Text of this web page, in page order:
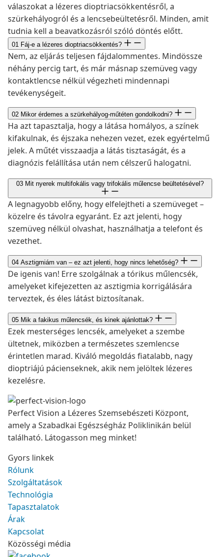
válaszokat a lézeres dioptriacsökkentésről, a
szürkehályogról és a lencsebeültetésről. Minden, amit
tudnia kell a beavatkozásról szóló döntés előtt.
01 Fáj-e a lézeres dioptriacsökkentés?
Nem, az eljárás teljesen fájdalommentes. Mindössze
néhány percig tart, és már másnap szemüveg vagy
kontaktlencse nélkül végezheti mindennapi
tevékenységeit.
02 Mikor érdemes a szürkehályog-műtéten gondolkodni?
Ha azt tapasztalja, hogy a látása homályos, a színek
kifakulnak, és éjszaka nehezen vezet, ezek egyértelmű
jelek. A műtét visszaadja a látás tisztaságát, és a
diagnózis felállítása után nem célszerű halogatni.
03 Mit nyerek multifokális vagy trifokális műlencse beültetésével?
A legnagyobb előny, hogy elfelejtheti a szemüveget –
közelre és távolra egyaránt. Ez azt jelenti, hogy
szemüveg nélkül olvashat, használhatja a telefont és
vezethet.
04 Asztigmiám van – ez azt jelenti, hogy nincs lehetőség?
De igenis van! Erre szolgálnak a tórikus műlencsék,
amelyeket kifejezetten az asztigmia korrigálására
terveztek, és éles látást biztosítanak.
05 Mik a fakikus műlencsék, és kinek ajánlottak?
Ezek mesterséges lencsék, amelyeket a szembe
ültetnek, miközben a természetes szemlencse
érintetlen marad. Kiváló megoldás fiatalabb, nagy
dioptriájú pácienseknek, akik nem jelöltek lézeres
kezelésre.
Perfect Vision a Lézeres Szemsebészeti Központ,
amely a Szabadkai Egészségház Poliklinikán belül
található. Látogasson meg minket!
Gyors linkek
Rólunk
Szolgáltatások
Technológia
Tapasztalatok
Árak
Kapcsolat
Közösségi média